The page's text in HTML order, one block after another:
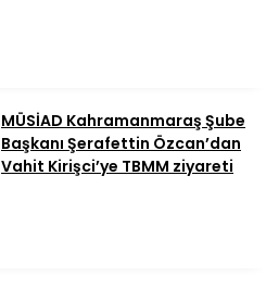
MÜSİAD Kahramanmaraş Şube
Başkanı Şerafettin Özcan’dan
Vahit Kirişci’ye TBMM ziyareti